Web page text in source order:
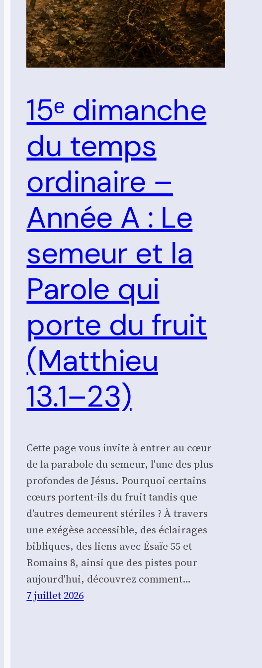
15ᵉ dimanche
du temps
ordinaire –
Année A : Le
semeur et la
Parole qui
porte du fruit
(Matthieu
13.1–23)
Cette page vous invite à entrer au cœur
de la parabole du semeur, l'une des plus
profondes de Jésus. Pourquoi certains
cœurs portent-ils du fruit tandis que
d'autres demeurent stériles ? À travers
une exégèse accessible, des éclairages
bibliques, des liens avec Ésaïe 55 et
Romains 8, ainsi que des pistes pour
aujourd'hui, découvrez comment…
7 juillet 2026